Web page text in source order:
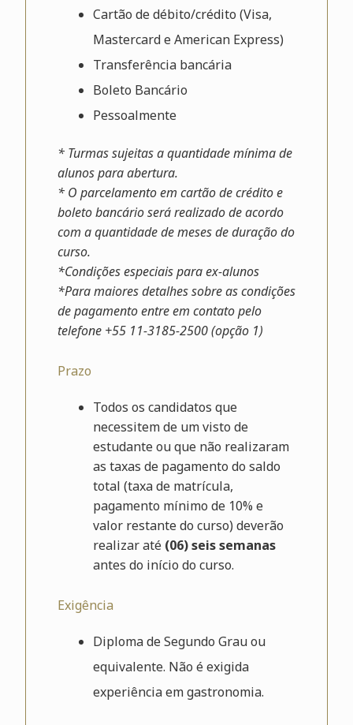
Cartão de débito/crédito (Visa,
Mastercard e American Express)
Transferência bancária
Boleto Bancário
Pessoalmente
* Turmas sujeitas a quantidade mínima de
alunos para abertura.
* O parcelamento em cartão de crédito e
boleto bancário será realizado de acordo
com a quantidade de meses de duração do
curso.
*Condições especiais para ex-alunos
*Para maiores detalhes sobre as condições
de pagamento entre em contato pelo
telefone +55 11-3185-2500 (opção 1)
Prazo
Todos os candidatos que
necessitem de um visto de
estudante ou que não realizaram
as taxas de pagamento do saldo
total (taxa de matrícula,
pagamento mínimo de 10% e
valor restante do curso) deverão
realizar até (06) seis semanas
antes do início do curso.
Exigência
Diploma de Segundo Grau ou
equivalente. Não é exigida
experiência em gastronomia.